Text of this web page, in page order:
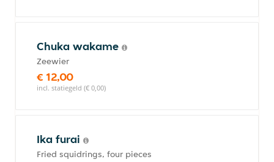
Chuka wakame
Zeewier
€ 12,00
incl. statiegeld (€ 0,00)
Ika furai
Fried squidrings, four pieces